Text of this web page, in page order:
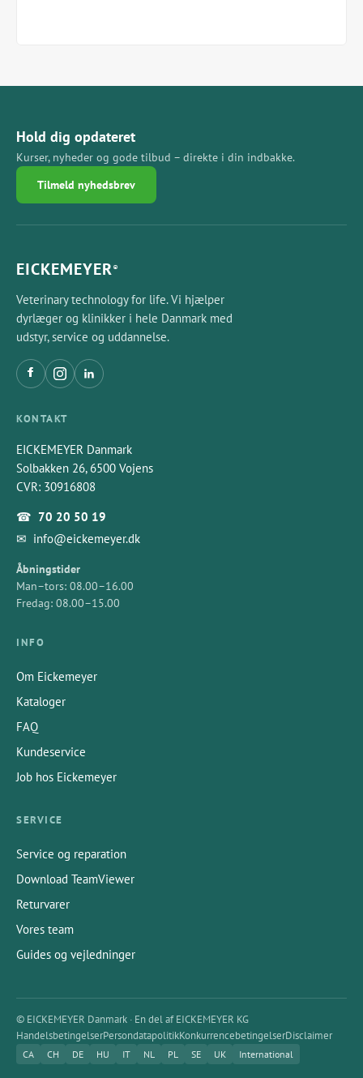
Hold dig opdateret
Kurser, nyheder og gode tilbud – direkte i din indbakke.
Tilmeld nyhedsbrev
EICKEMEYER®
Veterinary technology for life. Vi hjælper
dyrlæger og klinikker i hele Danmark med
udstyr, service og uddannelse.
KONTAKT
EICKEMEYER Danmark
Solbakken 26, 6500 Vojens
CVR: 30916808
☎ 70 20 50 19
✉ info@eickemeyer.dk
Åbningstider
Man–tors: 08.00–16.00
Fredag: 08.00–15.00
INFO
Om Eickemeyer
Kataloger
FAQ
Kundeservice
Job hos Eickemeyer
SERVICE
Service og reparation
Download TeamViewer
Returvarer
Vores team
Guides og vejledninger
© EICKEMEYER Danmark · En del af EICKEMEYER KG
HandelsbetingelserPersondatapolitikKonkurrencebetingelserDisclaimer
CA CH DE HU IT NL PL SE UK International